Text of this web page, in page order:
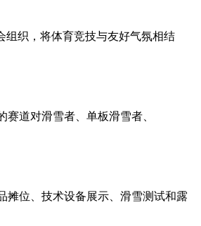
组织，将体育竞技与友好气氛相结
赛道对滑雪者、单板滑雪者、
摊位、技术设备展示、滑雪测试和露